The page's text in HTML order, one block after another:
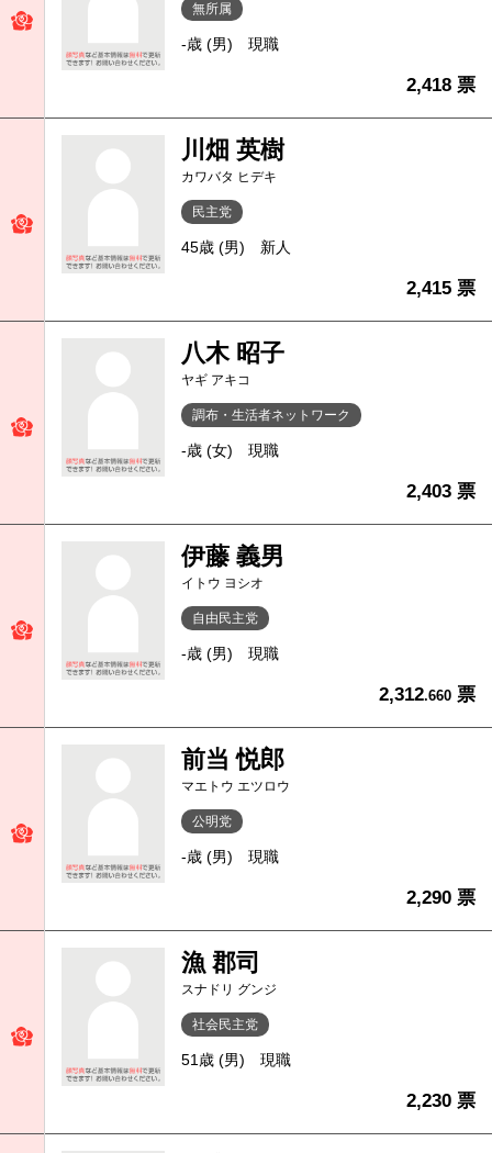
無所属
-歳 (男) 現職
2,418 票
川畑 英樹
カワバタ ヒデキ
民主党
45歳 (男) 新人
2,415 票
八木 昭子
ヤギ アキコ
調布・生活者ネットワーク
-歳 (女) 現職
2,403 票
伊藤 義男
イトウ ヨシオ
自由民主党
-歳 (男) 現職
2,312.660 票
前当 悦郎
マエトウ エツロウ
公明党
-歳 (男) 現職
2,290 票
漁 郡司
スナドリ グンジ
社会民主党
51歳 (男) 現職
2,230 票